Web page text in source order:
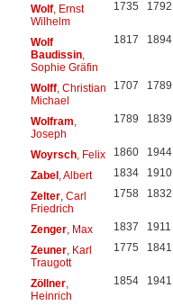
Wolf, Ernst
Wilhelm
1735 1792
Wolf
Baudissin,
Sophie Gräfin
1817 1894
Wolff, Christian
Michael
1707 1789
Wolfram
Joseph
1789 1839
Woyrsch, Felix 1860 1944
Zabel, Albert 1834 1910
Zelter, Carl
Friedrich
1758 1832
Zenger, Max 1837 1911
Zeuner, Karl
Traugott
1775 1841
Zöllner,
Heinrich
1854 1941